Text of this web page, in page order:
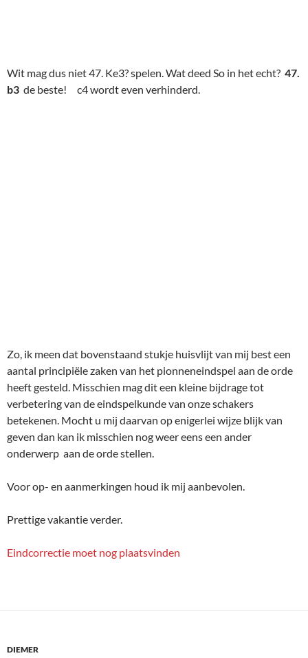
Wit mag dus niet 47. Ke3? spelen. Wat deed So in het echt? 47.
b3 de beste! c4 wordt even verhinderd.
Zo, ik meen dat bovenstaand stukje huisvlijt van mij best een
aantal principiële zaken van het pionneneindspel aan de orde
heeft gesteld. Misschien mag dit een kleine bijdrage tot
verbetering van de eindspelkunde van onze schakers
betekenen. Mocht u mij daarvan op enigerlei wijze blijk van
geven dan kan ik misschien nog weer eens een ander
onderwerp aan de orde stellen.
Voor op- en aanmerkingen houd ik mij aanbevolen.
Prettige vakantie verder.
Eindcorrectie moet nog plaatsvinden
DIEMER